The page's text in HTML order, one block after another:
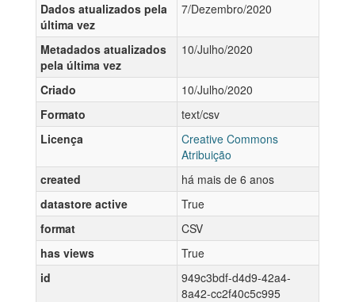
Dados atualizados pela
última vez
7/Dezembro/2020
Metadados atualizados
pela última vez
10/Julho/2020
Criado
10/Julho/2020
Formato
text/csv
Licença
Creative Commons
Atribuição
created
há mais de 6 anos
datastore active
True
format
CSV
has views
True
id
949c3bdf-d4d9-42a4-
8a42-cc2f40c5c995